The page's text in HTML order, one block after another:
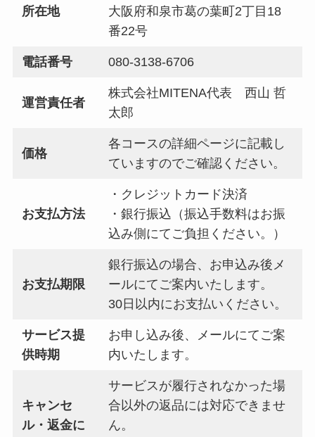
所在地
大阪府和泉市葛の葉町2丁目18
番22号
電話番号 080-3138-6706
運営責任者
株式会社MITENA代表 西山 哲
太郎
価格
各コースの詳細ページに記載し
ていますのでご確認ください。
お支払方法
・クレジットカード決済
・銀行振込（振込手数料はお振
込み側にてご負担ください。）
お支払期限
銀行振込の場合、お申込み後メ
ールにてご案内いたします。
30日以内にお支払いください。
サービス提
供時期
お申し込み後、メールにてご案
内いたします。
キャンセ
ル・返金に
サービスが履行されなかった場
合以外の返品には対応できませ
ん。